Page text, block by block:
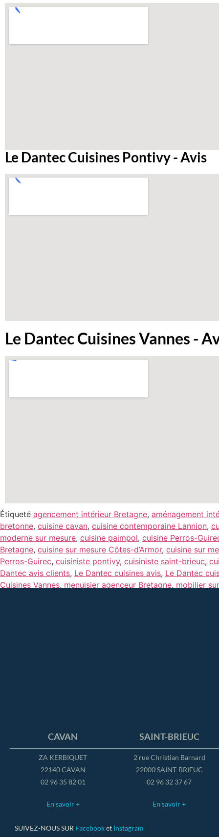
Le Dantec Cuisines Pontivy - Avis
Le Dantec Cuisines Vannes -
Étiqueté agencement intérieur Bretagne, aménagement
bretonne, cuisine cavan, cuisine contemporaine Lannion,
moderne sur mesure, cuisine paimpol, cuisine Perros-
Bretagne, cuisine sur mesure Côtes-d’Armor, cuisine sur
Perros-Guirec, cuisiniste pontivy, cuisiniste saint-brieuc,
Dantec avis clients, Le Dantec cuisines avis, Le Dantec
Cuisines Vannes, menuisier agenceur Bretagne, mobilier
CAVAN
ZA KERBIQUET
22140 CAVAN
02 96 35 82 01
En savoir +
SAINT-BRIEUC
2 rue Christian Barnard
22000 SAINT-BRIEUC
02 96 32 37 67
En savoir +
SUIVEZ-NOUS SUR Facebooket Instagram